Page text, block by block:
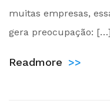
muitas empresas,
gera preocupação: […]
Readmore >>